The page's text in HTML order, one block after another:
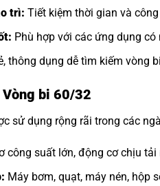
trì: Tiết kiệm thời gian và
Phù hợp với các ứng dụng có
thông dụng dễ tìm kiếm vòng
Vòng bi 60/32
sử dụng rộng rãi trong các
công suất lớn, động cơ chịu tải
Máy bơm, quạt, máy nén, hộp